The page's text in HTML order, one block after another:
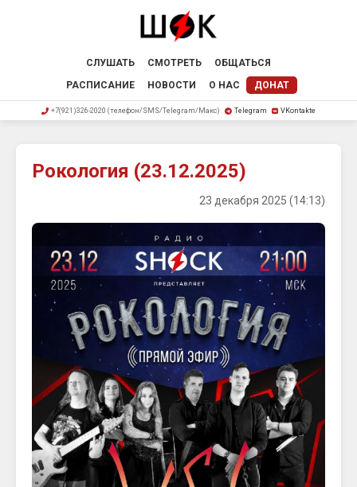
СЛУШАТЬ СМОТРЕТЬ
ОБЩАТЬСЯ
РАСПИСАНИЕ
НОВОСТИ О НАС ДОНАТ
+7(921)326-2020 (телефон/SMS/Telegram/Макс) Telegram VKontakte
Рокология (23.12.2025)
23 декабря 2025 (14:13)